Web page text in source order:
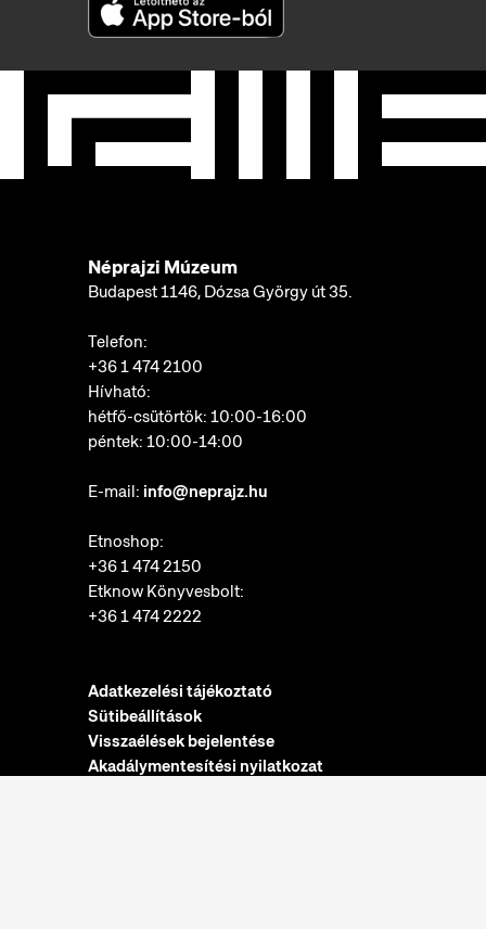
Néprajzi Múzeum
Budapest 1146, Dózsa György út 35.
Telefon:
+36 1 474 2100
Hívható:
hétfő-csütörtök: 10:00-16:00
péntek: 10:00-14:00
E-mail: info@neprajz.hu
Etnoshop:
+36 1 474 2150
Etknow Könyvesbolt:
+36 1 474 2222
Adatkezelési tájékoztató
Sütibeállítások
Visszaélések bejelentése
Akadálymentesítési nyilatkozat